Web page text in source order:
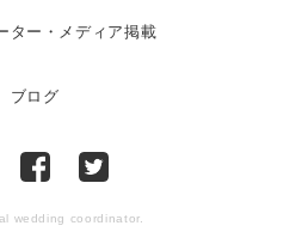
ター・メディア掲載
ブログ
wedding coordinator.